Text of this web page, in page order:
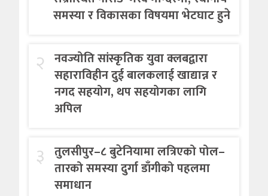
समस्या र विकासका विषयमा भेटघाट हुने
२ नवज्योति सांस्कृतिक युवा क्लबद्वारा
सहाराविहीन दुई बालकलाई खाद्यान्न र
नगद सहयोग, थप सहयोगका लागि
अपिल
३ तुलसीपुर–८ बुटेनियामा लत्रिएको पोल–
तारको समस्या दुर्गा डाँगीको पहलमा
समाधान